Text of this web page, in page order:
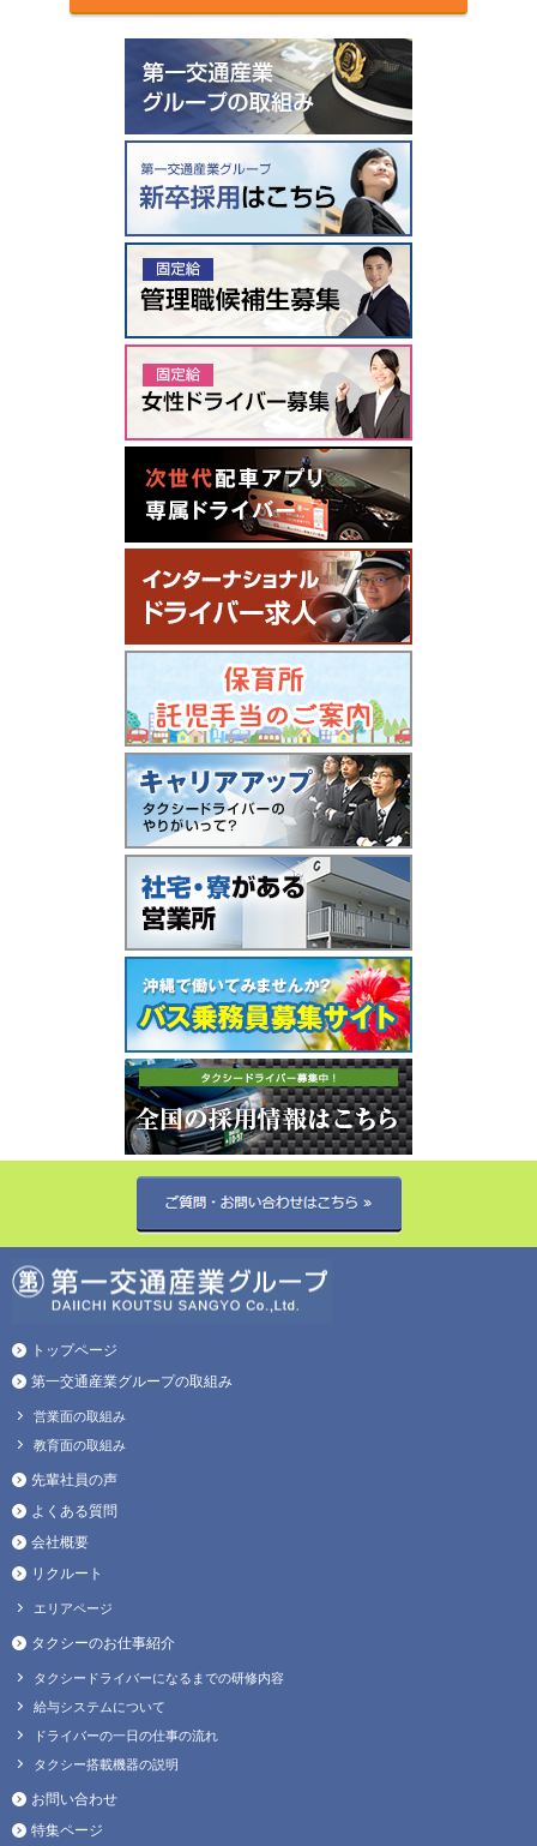
トップページ
第一交通産業グループの取組み
営業面の取組み
教育面の取組み
先輩社員の声
よくある質問
会社概要
リクルート
エリアページ
タクシーのお仕事紹介
タクシードライバーになるまでの研修内容
給与システムについて
ドライバーの一日の仕事の流れ
タクシー搭載機器の説明
お問い合わせ
特集ページ